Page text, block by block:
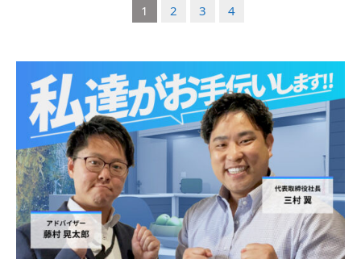
1 2 3 4